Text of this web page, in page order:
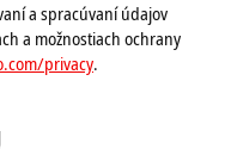
a spracúvaní údajov
a možnostiach ochrany
privacy.